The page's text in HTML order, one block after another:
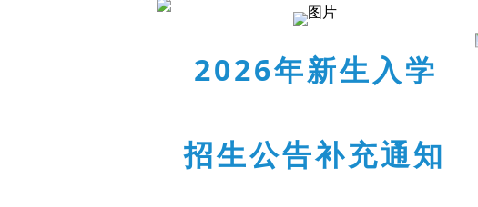
2026年新生入学
招生公告补充通知